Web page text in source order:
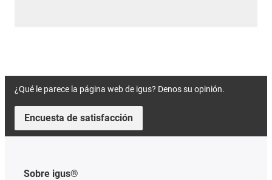
¿Qué le parece la página web de igus? Denos su opinión.
Encuesta de satisfacción
Sobre igus®